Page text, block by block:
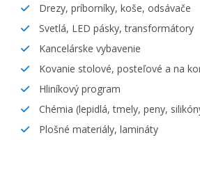
Drezy, príborníky, koše, odsávače
Svetlá, LED pásky, transformátory
Kancelárske vybavenie
Kovanie stolové, posteľové a na
Hliníkový program
Chémia (lepidlá, tmely, peny,
Plošné materiály, lamináty